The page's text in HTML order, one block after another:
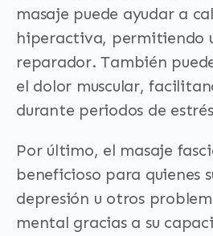
masaje puede ayudar a
hiperactiva, permitiendo
reparador. También
el dolor muscular,
durante periodos de
Por último, el masaje
beneficioso para quienes
depresión u otros
mental gracias a su